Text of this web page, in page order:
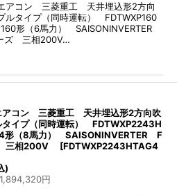
アコン 三菱重工 天井埋込形2方向
タイプ（同時運転） FDTWXP160
形（6馬力） SAISONINVERTER
ズ 三相200V…
アコン 三菱重工 天井埋込形2方向吹
イプ（同時運転） FDTWXP2243H
（8馬力） SAISONINVERTER F
三相200V
[FDTWXP2243HTAG4
)
1,894,320円